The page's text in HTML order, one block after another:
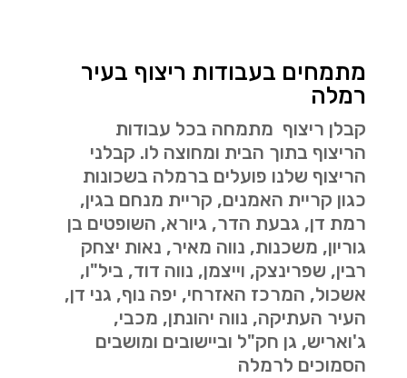
מתמחים בעבודות ריצוף בעיר
רמלה
קבלן ריצוף מתמחה בכל עבודות
הריצוף בתוך הבית ומחוצה לו. קבלני
הריצוף שלנו פועלים ברמלה בשכונות
כגון קריית האמנים, קריית מנחם בגין,
רמת דן, גבעת הדר, גיורא, השופטים בן
גוריון, משכנות, נווה מאיר, נאות יצחק
רבין, שפרינצק, וייצמן, נווה דוד, ביל"ו,
אשכול, המרכז האזרחי, יפה נוף, גני דן,
העיר העתיקה, נווה יהונתן, מכבי,
ג'ואריש, גן חק"ל וביישובים ומושבים
הסמוכים לרמלה